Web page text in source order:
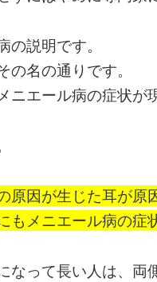
説明です。
名の通りです。
エール病の症状が
原因が生じた耳が原
メニエール病の症
なって長い人は、両